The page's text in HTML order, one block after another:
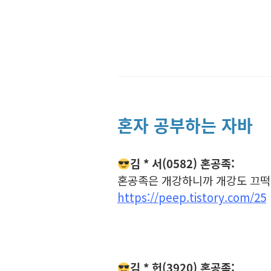
혼자 공부하는 자바
김 * 서(0582) 혼공족:
혼공족은 개강하니까 개강도 끄
https://peep.tistory.com/25